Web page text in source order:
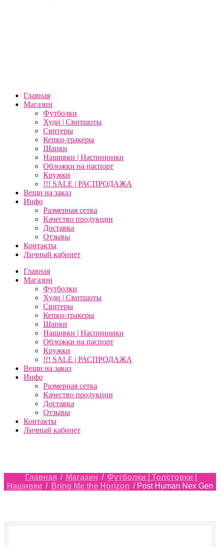
Главная
Магазин
Футболки
Худи | Свитшоты
Свитеры
Кепки-тракеры
Шапки
Нашивки | Наспинники
Обложки на паспорт
Кружки
!!! SALE | РАСПРОДАЖА
Вещи на заказ
Инфо
Размерная сетка
Качество продукции
Доставка
Отзывы
Контакты
Личный кабинет
Главная
Магазин
Футболки
Худи | Свитшоты
Свитеры
Кепки-тракеры
Шапки
Нашивки | Наспинники
Обложки на паспорт
Кружки
!!! SALE | РАСПРОДАЖА
Вещи на заказ
Инфо
Размерная сетка
Качество продукции
Доставка
Отзывы
Контакты
Личный кабинет
Главная / Магазин / Футболки | Толстовки |
Нашивки / Bring Me the Horizon / Post Human Nex Gen